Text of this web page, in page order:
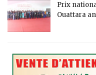
Prix
Ouattara